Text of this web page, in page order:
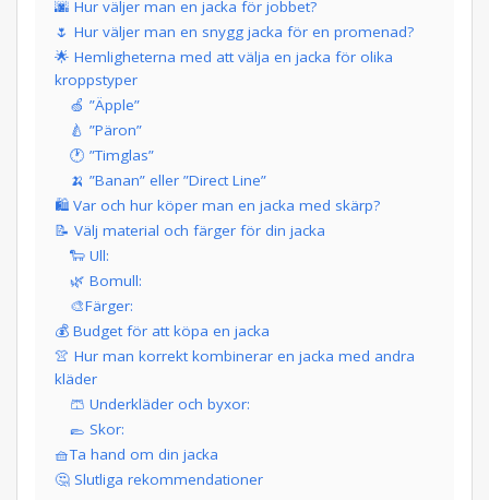
🌆 Hur väljer man en jacka för jobbet?
🌷 Hur väljer man en snygg jacka för en promenad?
🌟 Hemligheterna med att välja en jacka för olika
kroppstyper
🍏 ”Äpple”
🍐 ”Päron”
🕐 ”Timglas”
🍌 ”Banan” eller ”Direct Line”
🛍️ Var och hur köper man en jacka med skärp?
📝 Välj material och färger för din jacka
🐑 Ull:
🌿 Bomull:
🎨Färger:
💰 Budget för att köpa en jacka
👚 Hur man korrekt kombinerar en jacka med andra
kläder
🩳 Underkläder och byxor:
🥿 Skor:
🧺Ta hand om din jacka
🤔 Slutliga rekommendationer